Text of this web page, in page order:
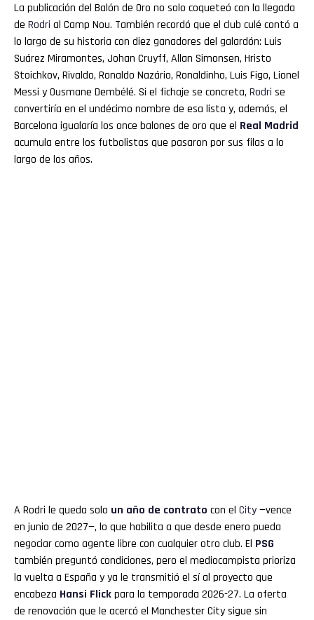
La publicación del Balón de Oro no solo coqueteó con la llegada
de Rodri al Camp Nou. También recordó que el club culé contó a
lo largo de su historia con diez ganadores del galardón: Luis
Suárez Miramontes, Johan Cruyff, Allan Simonsen, Hristo
Stoichkov, Rivaldo, Ronaldo Nazário, Ronaldinho, Luis Figo, Lionel
Messi y Ousmane Dembélé. Si el fichaje se concreta, Rodri se
convertiría en el undécimo nombre de esa lista y, además, el
Barcelona igualaría los once balones de oro que el Real Madrid
acumula entre los futbolistas que pasaron por sus filas a lo
largo de los años.
A Rodri le queda solo un año de contrato con el City—vence
en junio de 2027—, lo que habilita a que desde enero pueda
negociar como agente libre con cualquier otro club. El PSG
también preguntó condiciones, pero el mediocampista prioriza
la vuelta a España y ya le transmitió el sí al proyecto que
encabeza Hansi Flickpara la temporada 2026-27. La oferta
de renovación que le acercó el Manchester City sigue sin